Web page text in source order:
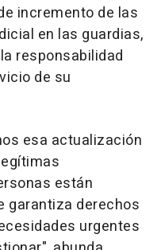
incremento de las
en las guardias,
responsabilidad
de su
esa actualización
están
garantiza derechos
urgentes